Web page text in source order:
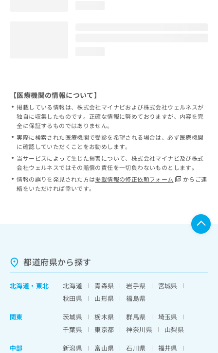
【医療機関の情報について】
掲載している情報は、株式会社マイナビおよび株式会社ウェルネスが
独自に収集したものです。正確な情報に努めておりますが、内容を完
全に保証するものではありません。
実際に検索された医療機関で受診を希望される場合は、必ず医療機関
に確認していただくことをお勧めします。
当サービスによって生じた損害について、株式会社マイナビ及び株式
会社ウェルネスではその賠償の責任を一切負わないものとします。
情報の誤りを発見された方は掲載情報の修正依頼フォーム
からご連
絡をいただければ幸いです。
都道府県から探す
北海道 ・ 東北 北海道 青森県 岩手県
宮城県
秋田県
山形県
福島県
関東
茨城県 栃木県 群馬県
埼玉県
千葉県
東京都 神奈川県
山梨県
中部
新潟県 富山県 石川県
福井県